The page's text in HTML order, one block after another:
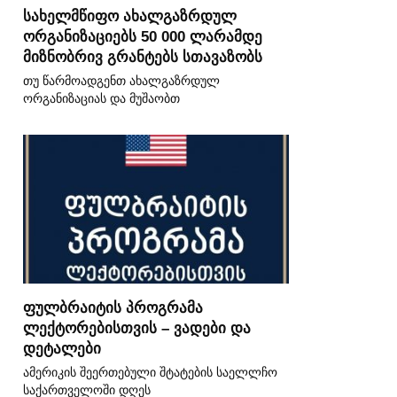
სახელმწიფო ახალგაზრდულ
ორგანიზაციებს 50 000 ლარამდე
მიზნობრივ გრანტებს სთავაზობს
თუ წარმოადგენთ ახალგაზრდულ
ორგანიზაციას და მუშაობთ
ფულბრაიტის პროგრამა
ლექტორებისთვის – ვადები და
დეტალები
ამერიკის შეერთებული შტატების საელლჩო
საქართველოში დღეს